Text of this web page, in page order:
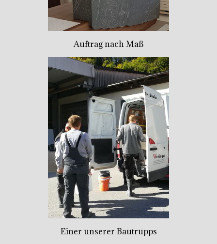
Auftrag nach Maß
Einer unserer Bautrupps